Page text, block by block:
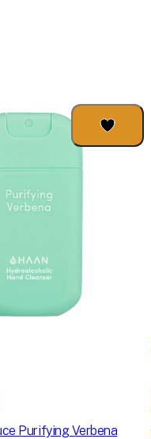
Purifying Verbena